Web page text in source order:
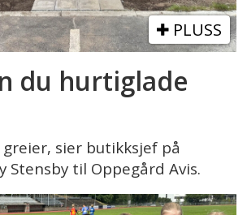
PLUSS
du hurtiglade
sier butikksjef på
Stensby til Oppegård Avis.